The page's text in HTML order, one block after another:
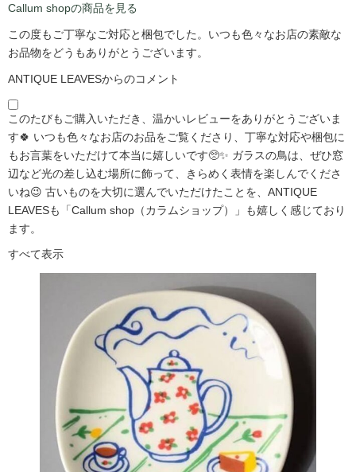
Callum shopの商品を見る
この度もご丁寧なご対応と梱包でした。いつも色々なお店の素敵な
お品物をどうもありがとうございます。
ANTIQUE LEAVESからのコメント
このたびもご購入いただき、温かいレビューをありがとうございま
す🍀 いつも色々なお店のお品をご覧くださり、丁寧な対応や梱包に
もお言葉をいただけて本当に嬉しいです🥺✨ ガラスの鳥は、ぜひ窓
辺など光の差し込む場所に飾って、きらめく表情を楽しんでくださ
いね😉 古いものを大切に選んでいただけたことを、ANTIQUE
LEAVESも「Callum shop（カラムショップ）」も嬉しく感じており
ます。
すべて表示